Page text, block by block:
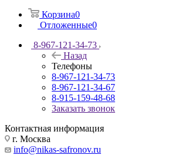
Корзина0
Отложенные0
8-967-121-34-73
Назад
Телефоны
8-967-121-34-73
8-967-121-34-67
8-915-159-48-68
Заказать звонок
Контактная информация
г. Москва
info@nikas-safronov.ru